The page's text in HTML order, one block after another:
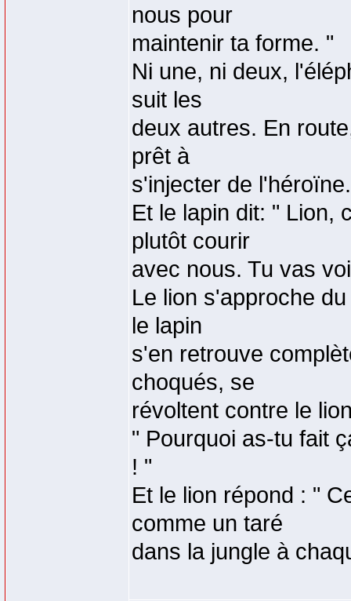
nous pour
maintenir ta forme. "
Ni une, ni deux,
suit les
deux autres. En
prêt à
s'injecter de l'héroïne.
Et le lapin dit: " Lion,
plutôt courir
avec nous. Tu vas
Le lion s'approche
le lapin
s'en retrouve
choqués, se
révoltent contre le
" Pourquoi as-tu fait
! "
Et le lion répond : "
comme un taré
dans la jungle à